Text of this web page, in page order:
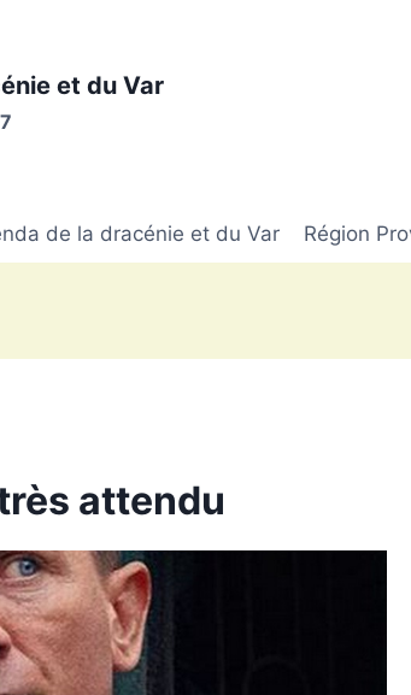
et du Var
de la dracénie et du Var Région
attendu